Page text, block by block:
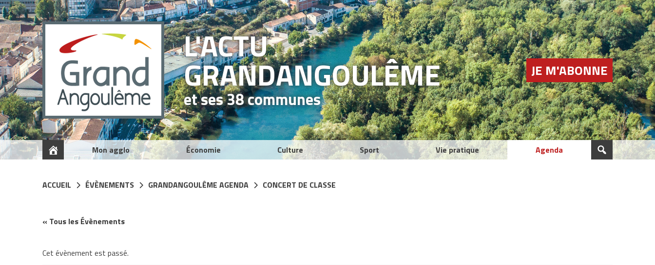
L'ACTU
GRANDANGOULÊME
et ses 38 communes
JE M'ABONNE
Mon agglo Économie Culture Sport Vie pratique Agenda
ACCUEIL ÉVÈNEMENTS GRANDANGOULÊME AGENDA CONCERT DE CLASSE
« Tous les Évènements
Cet évènement est passé.
Panneau de gestion des cookies